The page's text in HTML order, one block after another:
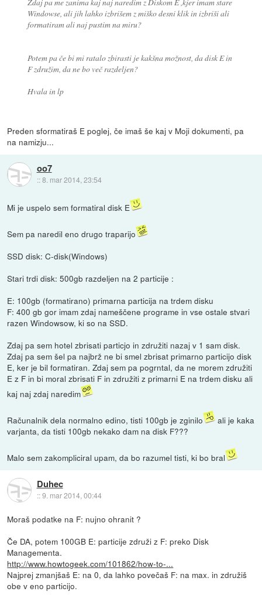
Windowse, ali jih lahko izbrišem z miško desni klik in izbriši ali
formatiram ali naj pustim na miru?
Potem pa če bi mi ratalo zbirasti je kakšna možnost, da disk E in
F združim, da ne bo več razdeljen?
Hvala in lp
Preden sformatiraš E poglej, če imaš še kaj v Moji dokumenti, pa
na namizju...
oo7
::8. mar 2014, 23:54
Mi je uspelo sem formatiral disk E
Sem pa naredil eno drugo traparijo
SSD disk: C-disk(Windows)
Stari trdi disk: 500gb razdeljen na 2 particije :
E: 100gb (formatirano) primarna particija na trdem disku
F: 400 gb gor imam zdaj nameščene programe in vse ostale stvari
razen Windowsow, ki so na SSD.
Zdaj pa sem hotel zbrisati particjo in združiti nazaj v 1 sam disk.
Zdaj pa sem šel pa najbrž ne bi smel zbrisat primarno particijo disk
E, ker je bil formatiran. Zdaj sem pa pogrntal, da ne morem združiti
E z F in bi moral zbrisati F in združiti z primarni E na trdem disku ali
kaj naj zdaj naredim
Računalnik dela normalno edino, tisti 100gb je zginilo
ali je kaka
varjanta, da tisti 100gb nekako dam na disk F???
Malo sem zakompliciral upam, da bo razumel tisti, ki bo bral
Duhec
::9. mar 2014, 00:44
Moraš podatke na F: nujno ohranit ?
Če DA, potem 100GB E: particije združi z F: preko Disk
Managementa.
http://www.howtogeek.com/101862/how-to-...
Najprej zmanjšaš E: na 0, da lahko povečaš F: na max. in združiš
obe v eno particijo.